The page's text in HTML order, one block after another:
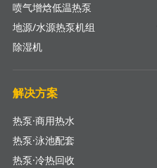
喷气增焓低温热泵
地源/水源热泵机组
除湿机
解决方案
热泵·商用热水
热泵·泳池配套
热泵·冷热回收